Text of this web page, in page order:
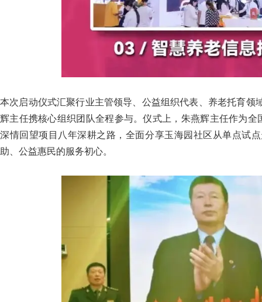
本次启动仪式汇聚行业主管领导、公益组织代表、养老托育
辉主任携核心组织团队全程参与。仪式上，朱燕辉主任作为全
深情回望项目八年深耕之路，全面分享玉海园社区从单点试
助、公益惠民的服务初心。